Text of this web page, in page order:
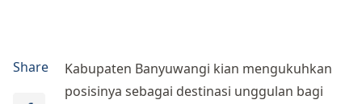
Share
Kabupaten Banyuwangi kian mengukuhkan
posisinya sebagai destinasi unggulan bagi